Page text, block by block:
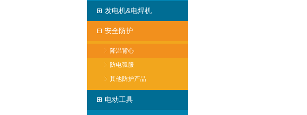
发电机&电焊机
安全防护
降温背心
防电弧服
其他防护产品
电动工具